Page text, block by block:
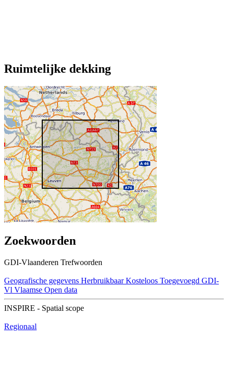
Ruimtelijke dekking
Zoekwoorden
GDI-Vlaanderen Trefwoorden
Geografische gegevens Herbruikbaar Kosteloos Toegevoegd GDI-
Vl Vlaamse Open data
INSPIRE - Spatial scope
Regionaal